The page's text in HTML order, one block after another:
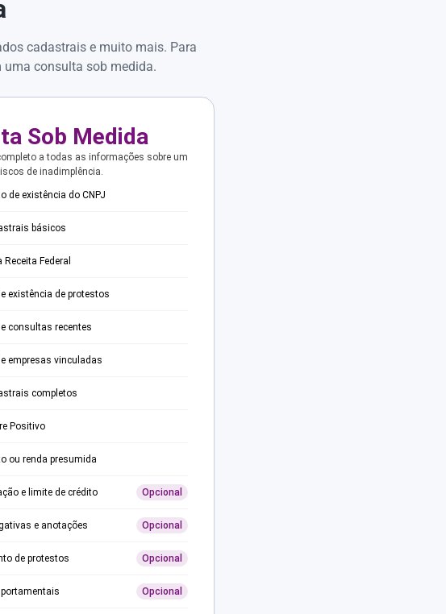
cadastrais e muito mais. Para
consulta sob medida.
Sob Medida
a todas as informações sobre um
de inadimplência.
de existência do CNPJ
básicos
Federal
existência de protestos
consultas recentes
empresas vinculadas
completos
Positivo
ou renda presumida
e limite de crédito Opcional
e anotações Opcional
de protestos Opcional
Opcional